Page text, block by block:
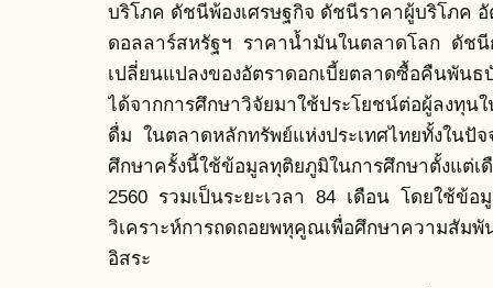
บริโภค ดัชนีพ้องเศรษฐกิจ ดัชนีราคาผู้บริโภค อั
ดอลลาร์สหรัฐฯ ราคาน้ำมันในตลาดโลก ดัชนี
เปลี่ยนแปลงของอัตราดอกเบี้ยตลาดซื้อคืนพันธ
ได้จากการศึกษาวิจัยมาใช้ประโยชน์ต่อผู้ลงทุน
ดื่ม ในตลาดหลักทรัพย์แห่งประเทศไทยทั้งในปั
ศึกษาครั้งนี้ใช้ข้อมูลทุติยภูมิในการศึกษาตั้งแต่
2560 รวมเป็นระยะเวลา 84 เดือน โดยใช้ข้อ
วิเคราะห์การถดถอยพหุคูณเพื่อศึกษาความสัม
อิสระ